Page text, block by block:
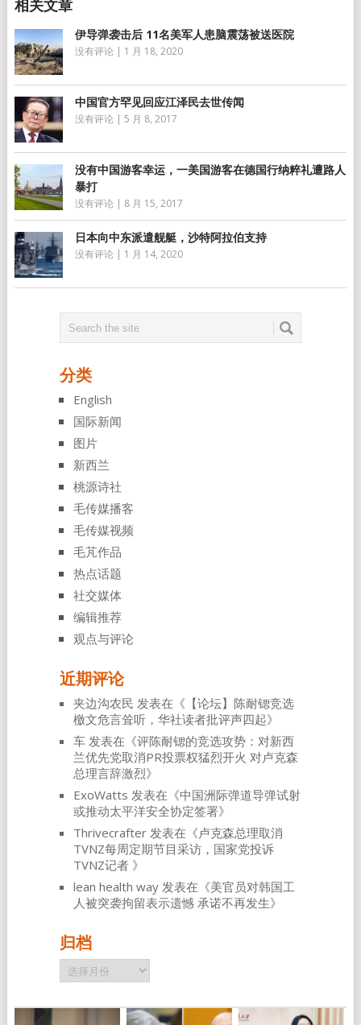
伊导弹袭击后 11名美军人患脑震荡被送医院
没有评论 | 1 月 18, 2020
中国官方罕见回应江泽民去世传闻
没有评论 | 5 月 8, 2017
没有中国游客幸运，一美国游客在德国行纳粹礼遭路人
暴打
没有评论 | 8 月 15, 2017
日本向中东派遣舰艇，沙特阿拉伯支持
没有评论 | 1 月 14, 2020
分类
English
国际新闻
图片
新西兰
桃源诗社
毛传媒播客
毛传媒视频
毛芃作品
热点话题
社交媒体
编辑推荐
观点与评论
近期评论
夹边沟农民 发表在《 【论坛】陈耐锶竞选
檄文危言耸听，华社读者批评声四起》
车发表在《评陈耐锶的竞选攻势：对新西
兰优先党取消PR投票权猛烈开火 对卢克森
总理言辞激烈》
ExoWatts 发表在《中国洲际弹道导弹试射
或推动太平洋安全协定签署》
Thrivecrafter发表在《卢克森总理取消
TVNZ每周定期节目采访，国家党投诉
TVNZ记者 》
lean health way发表在《美官员对韩国工
人被突袭拘留表示遗憾 承诺不再发生》
归档
归
档